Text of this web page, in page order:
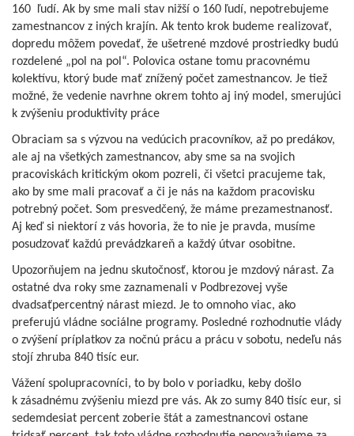
160 ľudí. Ak by sme mali stav nižší o 160 ľudí, nepotrebujeme
zamestnancov z iných krajín. Ak tento krok budeme realizovať,
dopredu môžem povedať, že ušetrené mzdové prostriedky budú
rozdelené „pol na pol“. Polovica ostane tomu pracovnému
kolektívu, ktorý bude mať znížený počet zamestnancov. Je tiež
možné, že vedenie navrhne okrem tohto aj iný model, smerujúci
k zvýšeniu produktivity práce
Obraciam sa s výzvou na vedúcich pracovníkov, až po predákov,
ale aj na všetkých zamestnancov, aby sme sa na svojich
pracoviskách kritickým okom pozreli, či všetci pracujeme tak,
ako by sme mali pracovať a či je nás na každom pracovisku
potrebný počet. Som presvedčený, že máme prezamestnanosť.
Aj keď si niektorí z vás hovoria, že to nie je pravda, musíme
posudzovať každú prevádzkareň a každý útvar osobitne.
Upozorňujem na jednu skutočnosť, ktorou je mzdový nárast. Za
ostatné dva roky sme zaznamenali v Podbrezovej vyše
dvadsaťpercentný nárast miezd. Je to omnoho viac, ako
preferujú vládne sociálne programy. Posledné rozhodnutie vlády
o zvýšení príplatkov za nočnú prácu a prácu v sobotu, nedeľu nás
stojí zhruba 840 tisíc eur.
Vážení spolupracovníci, to by bolo v poriadku, keby došlo
k zásadnému zvýšeniu miezd pre vás. Ak zo sumy 840 tisíc eur, si
sedemdesiat percent zoberie štát a zamestnancovi ostane